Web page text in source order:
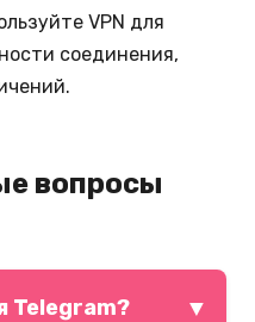
VPN для
соединения,
вопросы
Telegram? ▼